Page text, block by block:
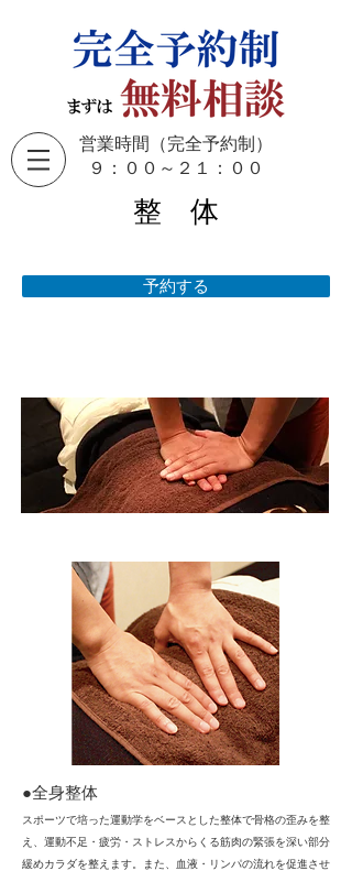
営業時間（完全予約制）
​９：００～２１：００
整 体
予約する
●全身整体
スポーツで培った運動学をベースとした整体で骨格の歪みを整
え、運動不足・疲労・ストレスからくる筋肉の緊張を深い部分
緩めカラダを整えます。また、血液・リンパの流れを促進させ